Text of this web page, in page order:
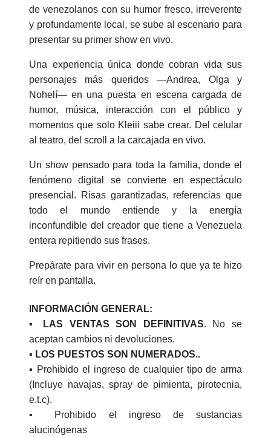
de venezolanos con su humor fresco, irreverente
y profundamente local, se sube al escenario para
presentar su primer show en vivo.
Una experiencia única donde cobran vida sus
personajes más queridos —Andrea, Olga y
Nohelí— en una puesta en escena cargada de
humor, música, interacción con el público y
momentos que solo Kleiii sabe crear. Del celular
al teatro, del scroll a la carcajada en vivo.
Un show pensado para toda la familia, donde el
fenómeno digital se convierte en espectáculo
presencial. Risas garantizadas, referencias que
todo el mundo entiende y la energía
inconfundible del creador que tiene a Venezuela
entera repitiendo sus frases.
Prepárate para vivir en persona lo que ya te hizo
reír en pantalla.
INFORMACIÓN GENERAL:
▪️
LAS VENTAS SON DEFINITIVAS. No se
aceptan cambios ni devoluciones.
▪️ LOS PUESTOS SON NUMERADOS..
▪️ Prohibido el ingreso de cualquier tipo de arma
(Incluye navajas, spray de pimienta, pirotecnia,
e.t.c).
▪️ Prohibido el ingreso de sustancias
alucinógenas